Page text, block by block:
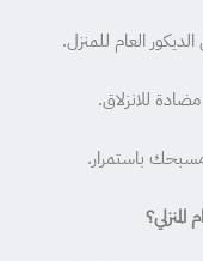
العام للمنزل.
للانزلاق.
باستمرار.